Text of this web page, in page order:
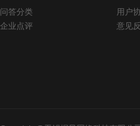
问答分类
企业点评
用户
意见